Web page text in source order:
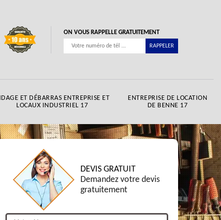
ON VOUS RAPPELLE GRATUITEMENT
ET DÉBARRAS ENTREPRISE ET
LOCAUX INDUSTRIEL 17
ENTREPRISE DE LOCATION
DE BENNE 17
DEVIS GRATUIT
Demandez votre devis
gratuitement